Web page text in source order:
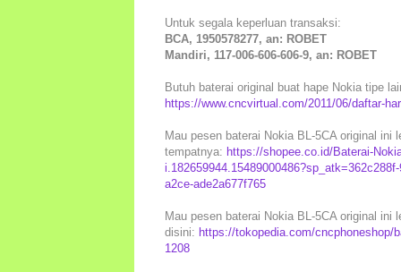
Untuk segala keperluan transaksi:
BCA, 1950578277, an: ROBET
Mandiri, 117-006-606-606-9, an: ROBET
Butuh baterai original buat hape Nokia tipe
https://www.cncvirtual.com/2011/06/daftar-
Mau pesen baterai Nokia BL-5CA original ini
tempatnya: https://shopee.co.id/Baterai-
a2ce-ade2a677f765
Mau pesen baterai Nokia BL-5CA original ini
disini: https://tokopedia.com/cncphoneshop/
1208